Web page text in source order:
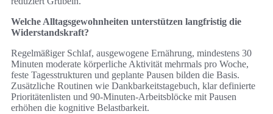
Welche Alltagsgewohnheiten unterstützen langfristig die
Widerstandskraft?
Regelmäßiger Schlaf, ausgewogene Ernährung, mindestens 30
Minuten moderate körperliche Aktivität mehrmals pro Woche,
feste Tagesstrukturen und geplante Pausen bilden die Basis.
Zusätzliche Routinen wie Dankbarkeitstagebuch, klar definierte
Prioritätenlisten und 90‑Minuten‑Arbeitsblöcke mit Pausen
erhöhen die kognitive Belastbarkeit.